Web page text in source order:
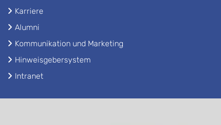
Karriere
Alumni
Kommunikation und Marketing
Hinweisgebersystem
Intranet